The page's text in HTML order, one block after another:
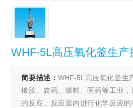
WHF-5L高压氧化釜生产
简要描述：WHF-5L高压氧化釜生
橡胶、农药、燃料、医药等工业
的反应。反应釜内进行化学反应